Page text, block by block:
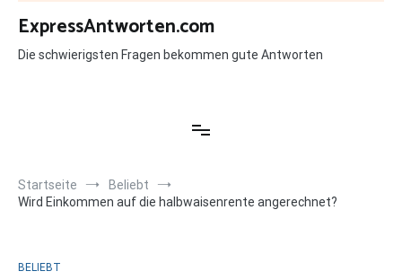
Zum
Inhalt
springen
ExpressAntworten.com
Die schwierigsten Fragen bekommen gute Antworten
Startseite
Beliebt
Wird Einkommen auf die halbwaisenrente angerechnet?
BELIEBT